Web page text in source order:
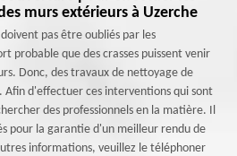
murs extérieurs à Uzerche
pas être oubliés par les
probable que des crasses puissent venir
Donc, des travaux de nettoyage de
d'effectuer ces interventions qui sont
des professionnels en la matière. Il
pour la garantie d'un meilleur rendu de
informations, veuillez le téléphoner